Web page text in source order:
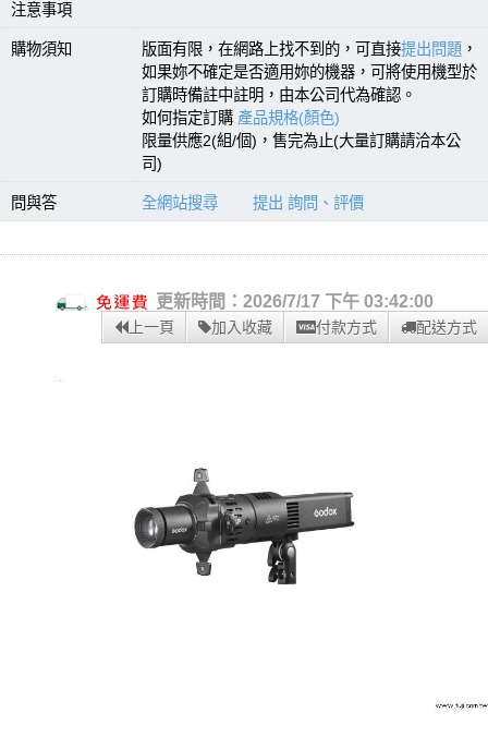
注意事項
購物須知 版面有限，在網路上找不到的，可直接提出問題 ，
如果妳不確定是否適用妳的機器，可將使用機型於
訂購時備註中註明，由本公司代為確認。
如何指定訂購 產品規格(顏色)
限量供應2(組/個)，售完為止(大量訂購請洽本公
司)
問與答 全網站搜尋 提出 詢問、評價
更新時間：2026/7/17 下午 03:42:00
上一頁 加入收藏 付款方式 配送方式